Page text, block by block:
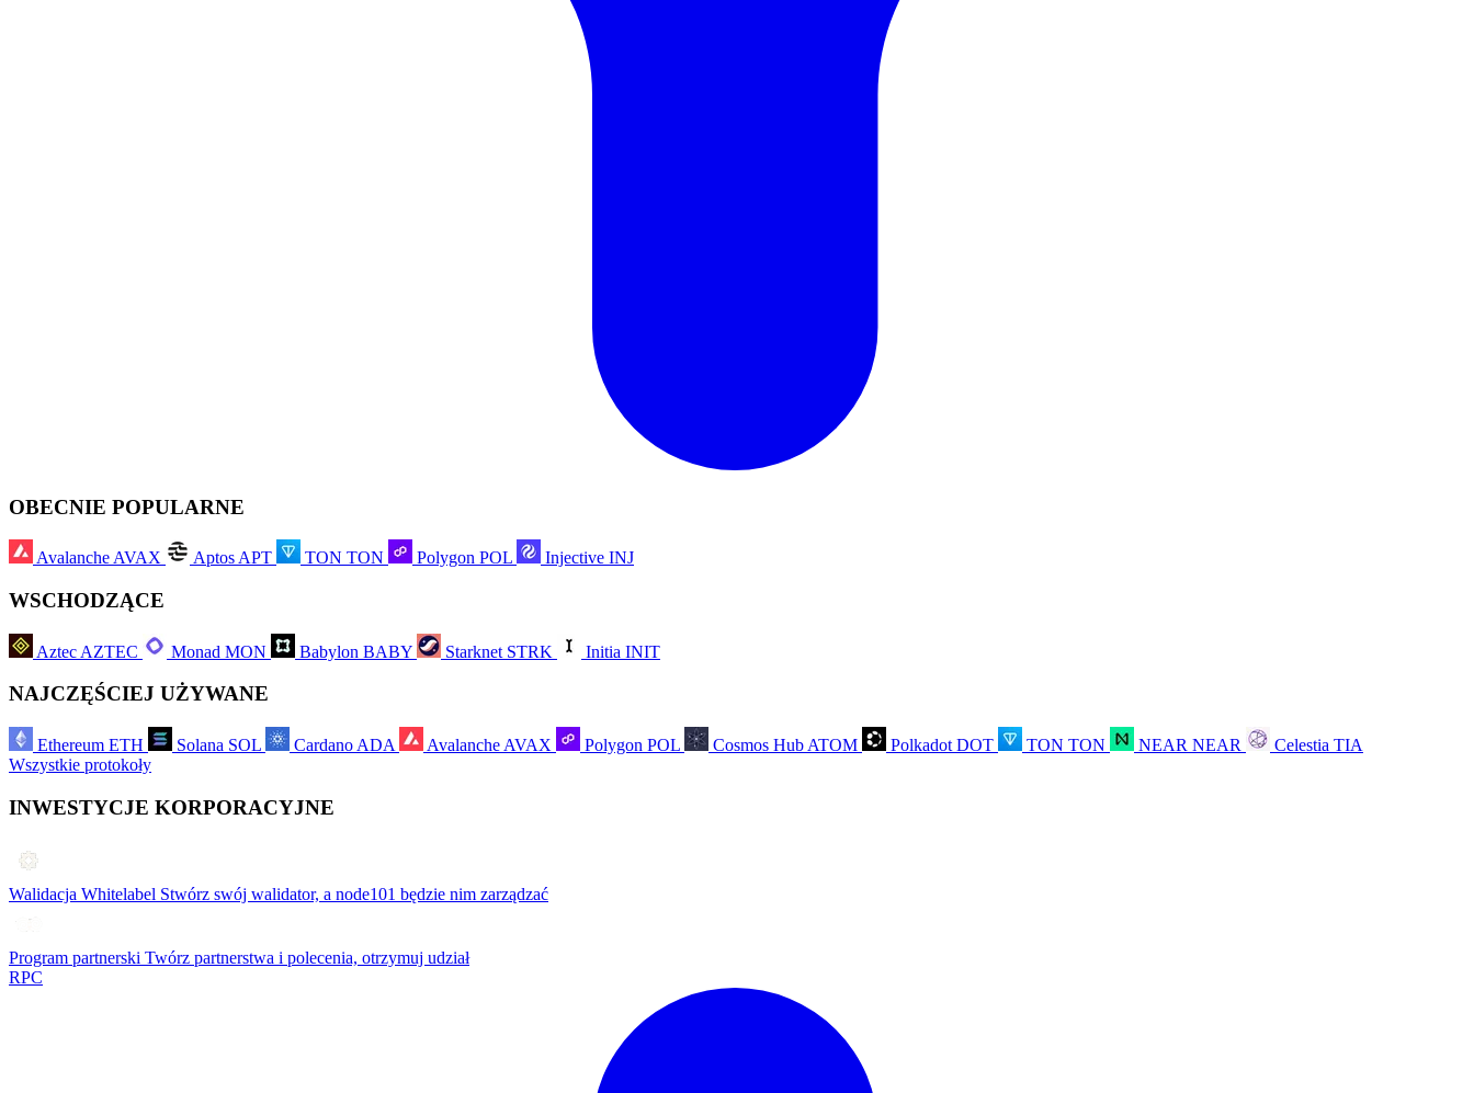
OBECNIE POPULARNE
Avalanche AVAX Aptos APT TON TON Polygon POL Injective INJ
WSCHODZĄCE
Aztec AZTEC Monad MON Babylon BABY Starknet STRK Initia INIT
NAJCZĘŚCIEJ UŻYWANE
Ethereum ETH Solana SOL Cardano ADA Avalanche AVAX Polygon POL Cosmos Hub ATOM Polkadot DOT TON TON NEAR NEAR Celestia TIA
Wszystkie protokoły
INWESTYCJE KORPORACYJNE
Walidacja Whitelabel Stwórz swój walidator, a node101 będzie nim zarządzać
Program partnerski Twórz partnerstwa i polecenia, otrzymuj udział
RPC